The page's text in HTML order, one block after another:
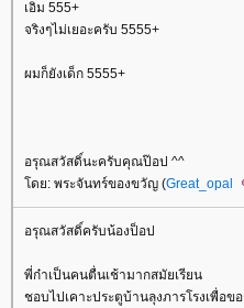
เอิ่ม 555+
จริงๆไม่เยอะครับ 5555+
ผมก็ยังเด็ก 5555+
อรุณสวัสดิ์นะครับคุณป๊อป ^^
ดย: พระจันทร์ของขวัญ (Great_opal
อรุณสวัสดิ์ครับน้องป็อป
พี่ก๋าเป็นคนตื่นเช้ามากสมัยเรียน
ชอบไปเคาะประตูบ้านลุงภารโรงเพื่อ